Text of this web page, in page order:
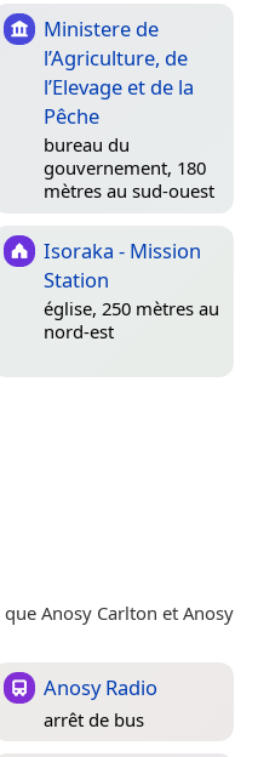
Ministere de
l’Agriculture, de
l’Elevage et de la
Pêche
bureau du
gouvernement, 180
mètres au sud-ouest
Isoraka - Mission
Station
église, 250 mètres au
nord-est
Anosy Carlton et Anosy
Anosy Radio
arrêt de bus